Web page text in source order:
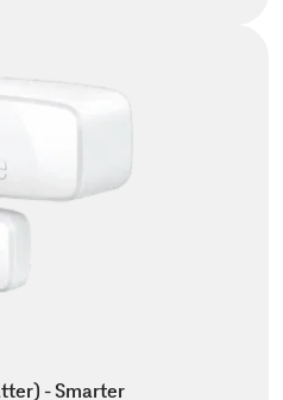
- Smarter